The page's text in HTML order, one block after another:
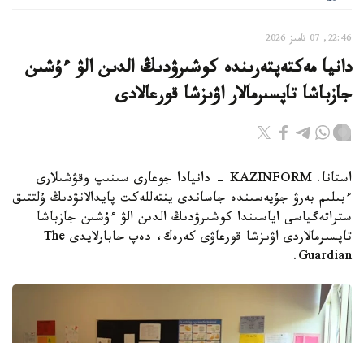
22:46, 07 تامىز 2026
دانيا مەكتەپتەرىندە كوشىرۋدىڭ الدىن الۋ ءۇشىن
جازباشا تاپسىرمالار اۋىزشا قورعالادى
استانا. KAZINFORM - دانيادا جوعارى سىنىپ وقۋشىلارى
ءبىلىم بەرۋ جۇيەسىندە جاساندى ينتەللەكت پايدالانۋدىڭ ۇلتتىق
ستراتەگياسى اياسىندا كوشىرۋدىڭ الدىن الۋ ءۇشىن جازباشا
تاپسىرمالاردى اۋىزشا قورعاۋى كەرەك، دەپ حابارلايدى The
Guardian.